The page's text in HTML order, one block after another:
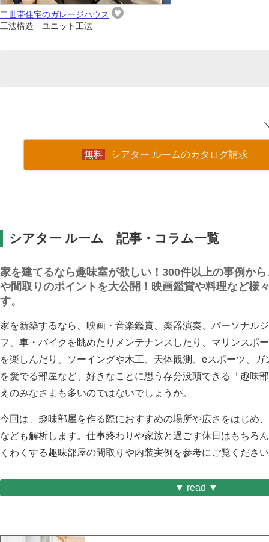
二世帯住宅のガレージハウス
工法構造 ユニット工法
シアター ルームのカタログ請求
シアター ルーム 記事・コラム一覧
家を建てるなら趣味室が欲しい！300件以上の事例か
や間取りのポイントを大公開！映画鑑賞や料理など様
す。
家を新築するなら、映画・音楽鑑賞、楽器演奏、パーソナル
フ、車・バイクを眺めたりメンテナンスしたり、マリンスポ
を楽しんだり、ソーイングや木工、天体観測、eスポーツ、
を愛でる部屋など、好きなことに思う存分没頭できる「趣味
えのみなさまも多いのではないでしょうか。
今回は、 趣味部屋を作る際におすすめの場所や広さをはじめ
なども解析します。仕事終わりや家族と過ごす休日はもちろ
くわくする趣味部屋の間取りや内装実例を参考にご覧くださ
▼ read ▼